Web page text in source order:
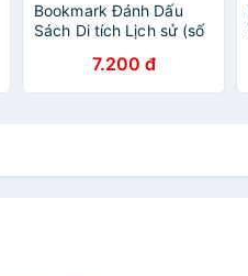
Bookmark Đánh Dấu
Sách Di tích Lịch sử (số
7.200 đ